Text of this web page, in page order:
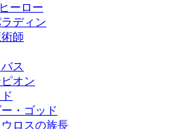
ーロー
ディン
師
ス
オン
・ゴッド
ウロスの族長